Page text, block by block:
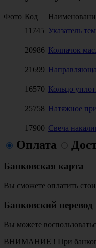
Фото Код
11745 Указатель
20986 Колпачок
21699
16570 Кольцо
25758 Натяжное
17900 Свеча
Оплата
Банковская карта
Вы сможете оплатить
Банковский перевод
Вы можете
ВНИМАНИЕ ! При